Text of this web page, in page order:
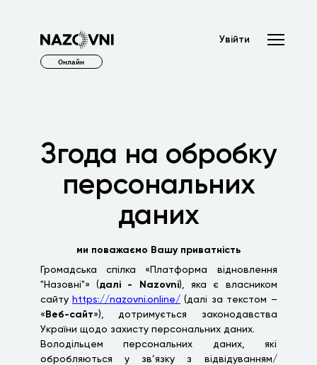
Онлайн
Увійти
Згода на обробку
персональних
даних
ми поважаємо Вашу приватність
Громадська спілка «Платформа відновлення
"Назовні"» (далі - Nazovni), яка є власником
сайту https://nazovni.online/ (далі за текстом –
« Веб-сайт»), дотримується законодавства
України щодо захисту персональних даних.
Володільцем персональних даних, які
обробляються у зв’язку з відвідуванням/